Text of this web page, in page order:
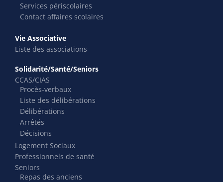
Services périscolaires
Contact affaires scolaires
Vie Associative
Liste des associations
Solidarité/Santé/Seniors
CCAS/CIAS
Procès-verbaux
Liste des délibérations
Délibérations
Arrêtés
Décisions
Logement Sociaux
Professionnels de santé
Seniors
Repas des anciens